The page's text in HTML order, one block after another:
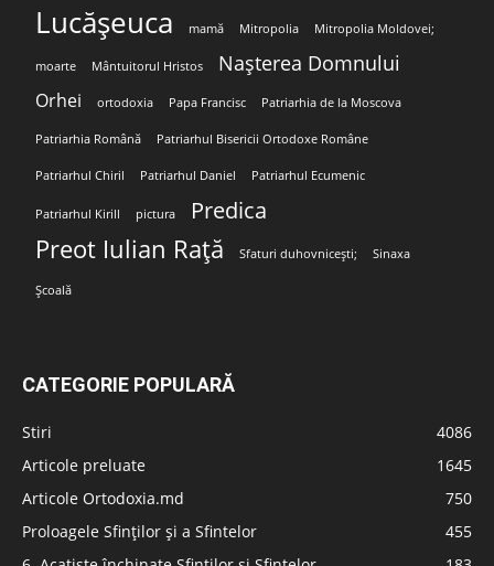
Lucășeuca mamă Mitropolia Mitropolia Moldovei;
moarte Mântuitorul Hristos Nașterea Domnului
Orhei ortodoxia Papa Francisc Patriarhia de la Moscova
Patriarhia Română Patriarhul Bisericii Ortodoxe Române
Patriarhul Chiril Patriarhul Daniel Patriarhul Ecumenic
Patriarhul Kirill pictura Predica
Preot Iulian Rață Sfaturi duhovnicești; Sinaxa
Școală
CATEGORIE POPULARĂ
Stiri
4086
Articole preluate
1645
Articole Ortodoxia.md
750
Proloagele Sfinților și a Sfintelor
455